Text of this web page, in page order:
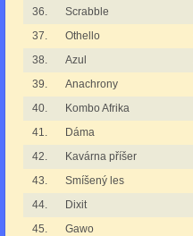
36.
Scrabble
37.
Othello
38.
Azul
39.
Anachrony
40.
Kombo Afrika
41.
Dáma
42.
Kavárna příšer
43.
Smíšený les
44.
Dixit
45.
Gawo